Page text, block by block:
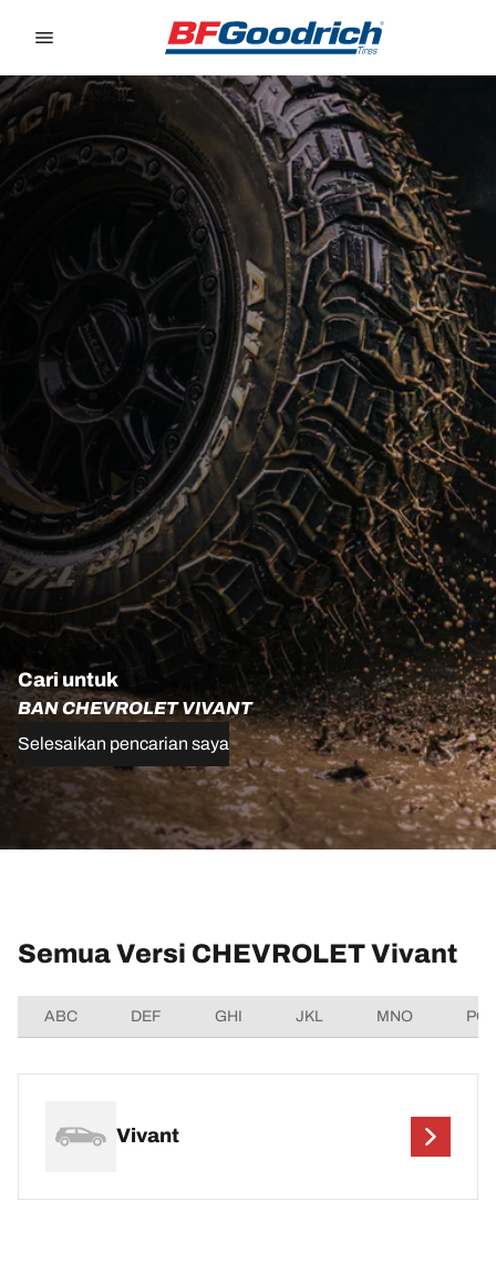
Cari untuk
BAN CHEVROLET VIVANT
Selesaikan pencarian saya
Semua Versi CHEVROLET Vivant
ABC DEF GHI JKL MNO
Vivant